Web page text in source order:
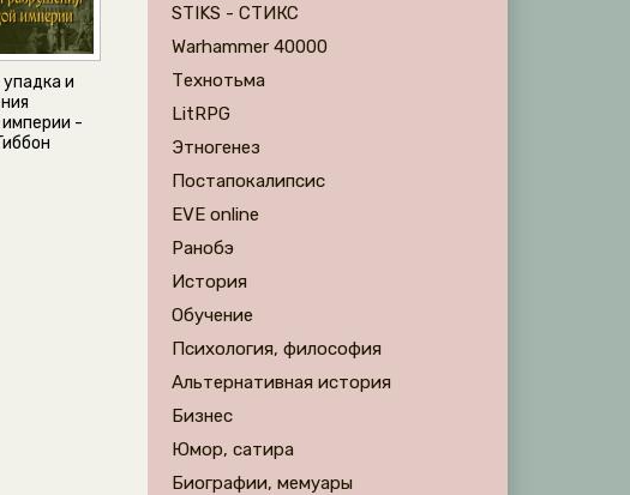
и
-
STIKS - СТИКС
Warhammer 40000
Технотьма
LitRPG
Этногенез
Постапокалипсис
EVE online
Ранобэ
История
Обучение
Психология, философия
Альтернативная история
Бизнес
Юмор, сатира
Биографии, мемуары